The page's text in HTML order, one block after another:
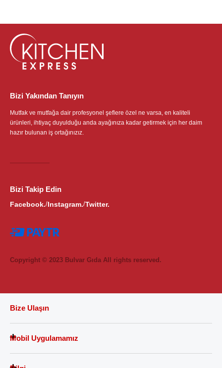
Bizi Yakından Tanıyın
Mutfak ve mutfağa dair profesyonel şeflere özel ne varsa, en kaliteli
ürünleri, ihtiyaç duyulduğu anda ayağınıza kadar getirmek için her daim
hazır bulunan iş ortağınızız.
Bizi Takip Edin
Facebook./Instagram./Twitter.
Copyright © 2023 Bulvar Gıda All rights reserved.
Bize Ulaşın
Mobil Uygulamamız